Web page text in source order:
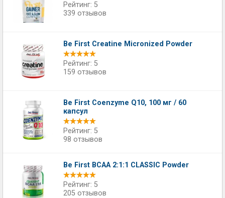
Рейтинг: 5
339 отзывов
Be First Creatine Micronized Powder
Рейтинг: 5
159 отзывов
Be First Coenzyme Q10, 100 мг / 60
капсул
Рейтинг: 5
98 отзывов
Be First BCAA 2:1:1 CLASSIC Powder
Рейтинг: 5
205 отзывов